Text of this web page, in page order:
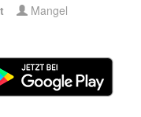
Mangel